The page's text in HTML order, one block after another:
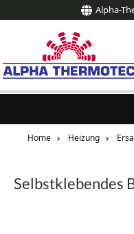
Zur Alpha-
Home Heizung
Selbstklebendes